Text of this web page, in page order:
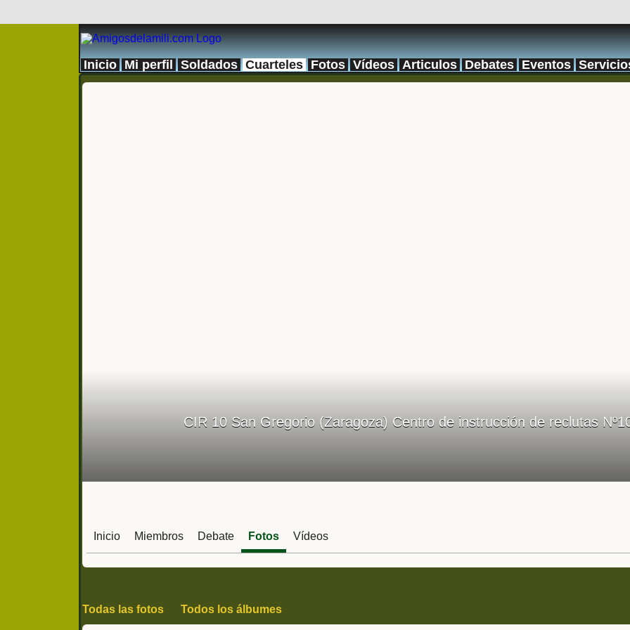
Inicio Mi perfil Soldados Cuarteles Fotos Vídeos Articulos Debates Eventos
CIR 10 San Gregorio (Zaragoza) Centro de instrucción de reclutas
Inicio Miembros Debate Fotos Vídeos
Todas las fotos Todos los álbumes